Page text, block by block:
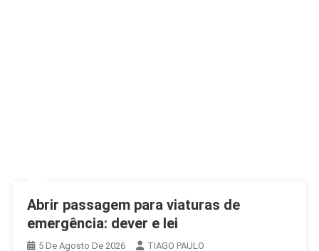
Abrir passagem para viaturas de
emergência: dever e lei
5 De Agosto De 2026
TIAGO PAULO